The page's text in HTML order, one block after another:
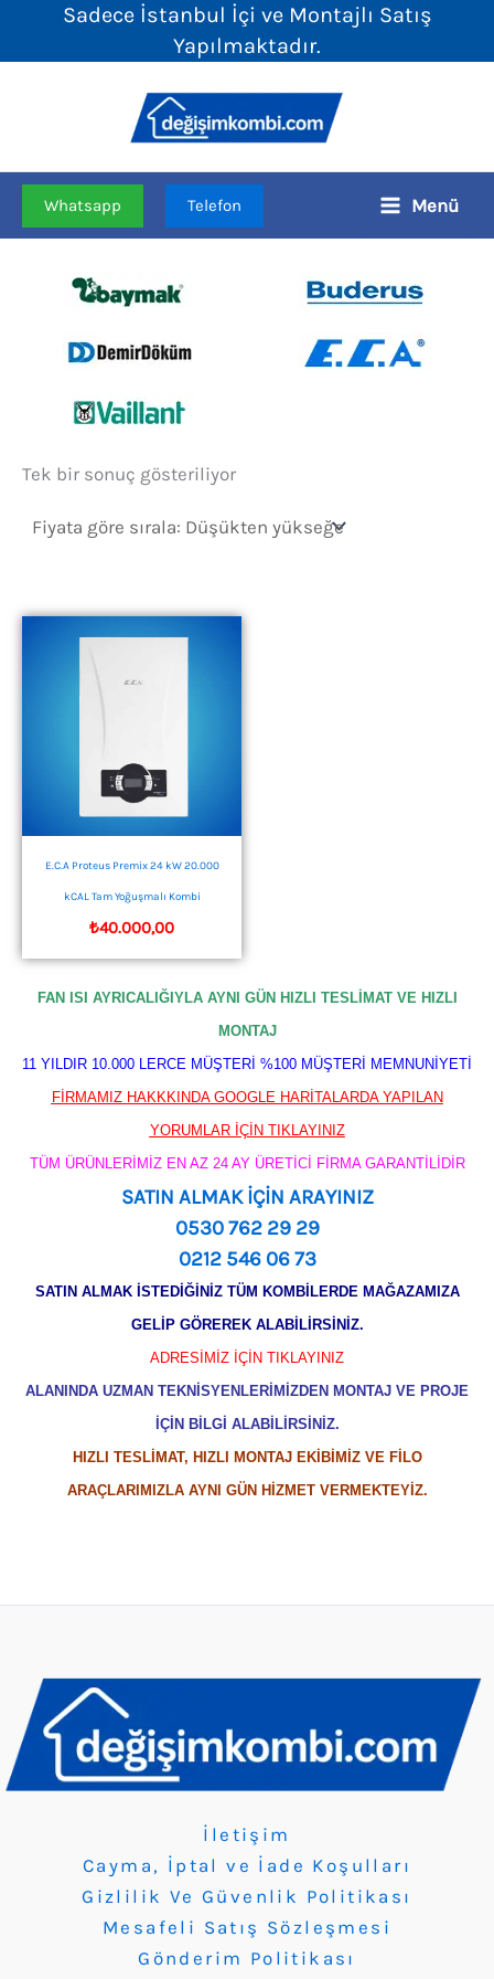
Sadece İstanbul İçi ve Montajlı Satış
Yapılmaktadır.
Whatsapp Telefon Menü
Tek bir sonuç gösteriliyor
E.C.A Proteus Premix 24 kW 20.000
kCAL Tam Yoğuşmalı Kombi
₺40.000,00
FAN ISI AYRICALIĞIYLA AYNI GÜN HIZLI TESLİMAT VE HIZLI
MONTAJ
11 YILDIR 10.000 LERCE MÜŞTERİ %100 MÜŞTERİ MEMNUNİYETİ
FİRMAMIZ HAKKKINDA GOOGLE HARİTALARDA YAPILAN
YORUMLAR İÇİN TIKLAYINIZ
TÜM ÜRÜNLERİMİZ EN AZ 24 AY ÜRETİCİ FİRMA GARANTİLİDİR
SATIN ALMAK İÇİN ARAYINIZ
0530 762 29 29
0212 546 06 73
SATIN ALMAK İSTEDİĞİNİZ TÜM KOMBİLERDE MAĞAZAMIZA
GELİP GÖREREK ALABİLİRSİNİZ.
ADRESİMİZ İÇİN TIKLAYINIZ
ALANINDA UZMAN TEKNİSYENLERİMİZDEN MONTAJ VE PROJE
İÇİN BİLGİ ALABİLİRSİNİZ.
HIZLI TESLİMAT, HIZLI MONTAJ EKİBİMİZ VE FİLO
ARAÇLARIMIZLA AYNI GÜN HİZMET VERMEKTEYİZ.
İletişim
Cayma, İptal ve İade Koşulları
Gizlilik Ve Güvenlik Politikası
Mesafeli Satış Sözleşmesi
Gönderim Politikası